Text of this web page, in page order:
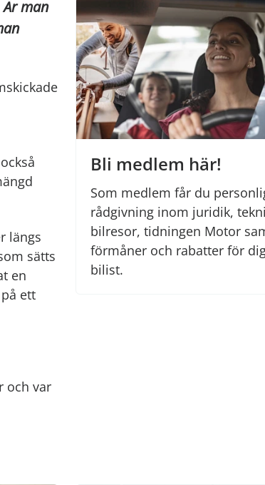
man
längs
sätts
en
ett
och var
Bli medlem här!
Som medlem får du
rådgivning inom juridik,
bilresor, tidningen Motor
förmåner och rabatter för
bilist.